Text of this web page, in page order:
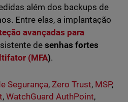
além dos backups de
Entre elas, a implantação
avançadas para
desenhas fortes
(MFA).
Segurança, Zero Trust, MSP,
, WatchGuard AuthPoint,